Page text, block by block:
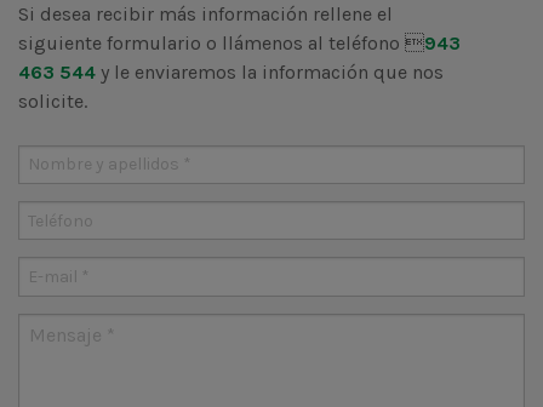
Si desea recibir más información rellene el
siguiente formulario o llámenos al teléfono 943
463 544 y le enviaremos la información que nos
solicite.
Nombre y apellidos*
Teléfono
E-mail*
Mensaje *